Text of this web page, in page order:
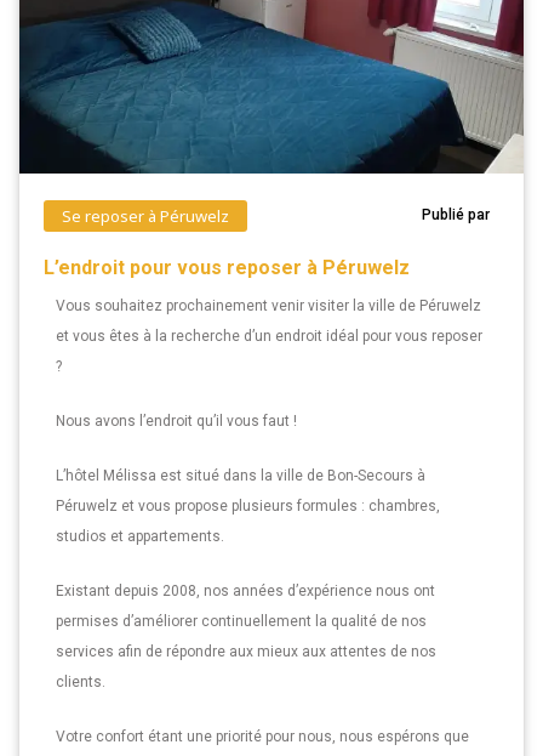
Se reposer à Péruwelz Publié par
L’endroit pour vous reposer à Péruwelz
Vous souhaitez prochainement venir visiter la ville de Péruwelz
et vous êtes à la recherche d’un endroit idéal pour vous reposer
?
Nous avons l’endroit qu’il vous faut !
L’hôtel Mélissa est situé dans la ville de Bon-Secours à
Péruwelz et vous propose plusieurs formules : chambres,
studios et appartements.
Existant depuis 2008, nos années d’expérience nous ont
permises d’améliorer continuellement la qualité de nos
services afin de répondre aux mieux aux attentes de nos
clients.
Votre confort étant une priorité pour nous, nous espérons que